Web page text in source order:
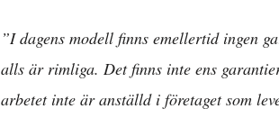
”I dagens modell finns emellertid ingen
alls är rimliga. Det finns inte ens
arbetet inte är anställd i företaget som